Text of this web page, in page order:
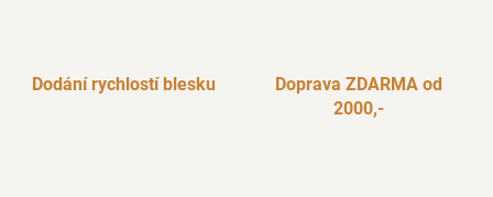
Dodání rychlostí blesku
Doprava ZDARMA od
2000,-